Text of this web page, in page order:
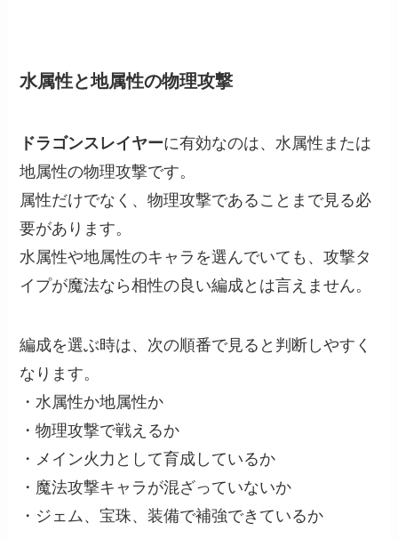
水属性と地属性の物理攻撃
ドラゴンスレイヤーに有効なのは、水属性または
地属性の物理攻撃です。
属性だけでなく、物理攻撃であることまで見る必
要があります。
水属性や地属性のキャラを選んでいても、攻撃タ
イプが魔法なら相性の良い編成とは言えません。
編成を選ぶ時は、次の順番で見ると判断しやすく
なります。
・水属性か地属性か
・物理攻撃で戦えるか
・メイン火力として育成しているか
・魔法攻撃キャラが混ざっていないか
・ジェム、宝珠、装備で補強できているか